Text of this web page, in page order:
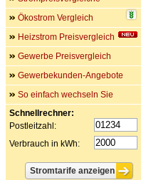
Ökostrom Vergleich
Heizstrom Preisvergleich
Gewerbe Preisvergleich
Gewerbekunden-Angebote
So einfach wechseln Sie
Schnellrechner:
Postleitzahl:
Verbrauch in kWh: